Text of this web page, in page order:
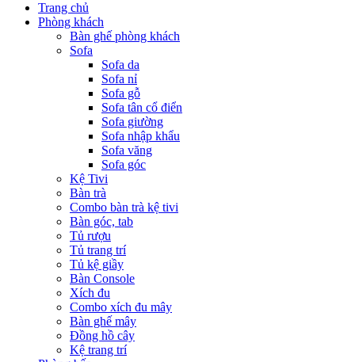
Trang chủ
Phòng khách
Bàn ghế phòng khách
Sofa
Sofa da
Sofa nỉ
Sofa gỗ
Sofa tân cổ điển
Sofa giường
Sofa nhập khẩu
Sofa văng
Sofa góc
Kệ Tivi
Bàn trà
Combo bàn trà kệ tivi
Bàn góc, tab
Tủ rượu
Tủ trang trí
Tủ kệ giầy
Bàn Console
Xích đu
Combo xích đu mây
Bàn ghế mây
Đồng hồ cây
Kệ trang trí